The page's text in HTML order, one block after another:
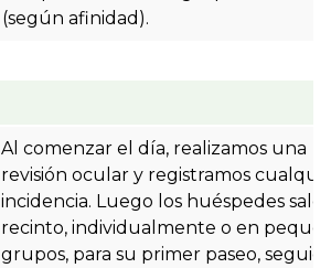
(según afinidad).
Al comenzar el día, realizamos una
revisión ocular y registramos
incidencia. Luego los huéspedes
recinto, individualmente o en
grupos, para su primer paseo,